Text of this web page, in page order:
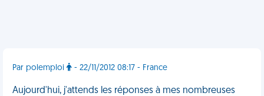
Par polemploi - 22/11/2012 08:17 - France
Aujourd'hui, j'attends les réponses à mes nombreuses